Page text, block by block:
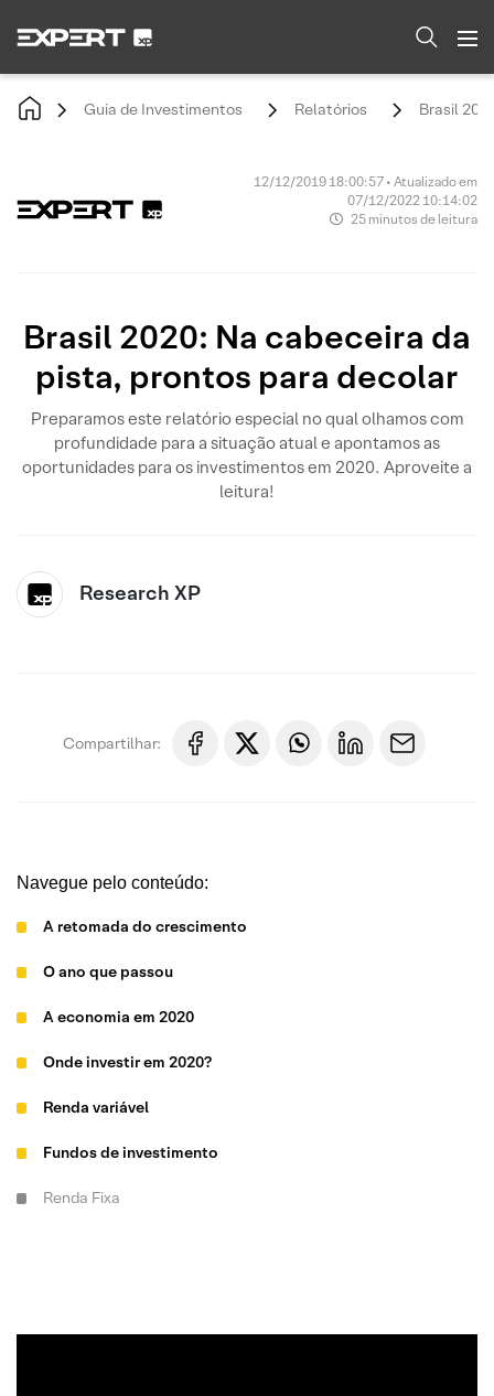
Guia de Investimentos Relatórios Brasil
12/12/2019 18:00:57 • Atualizado em
07/12/2022 10:14:02
25 minutos de leitura
Brasil 2020: Na cabeceira da
pista, prontos para decolar
Preparamos este relatório especial no qual olhamos com
profundidade para a situação atual e apontamos as
oportunidades para os investimentos em 2020. Aproveite a
leitura!
Research XP
Compartilhar:
Navegue pelo conteúdo:
A retomada do crescimento
O ano que passou
A economia em 2020
Onde investir em 2020?
Renda variável
Fundos de investimento
Renda Fixa